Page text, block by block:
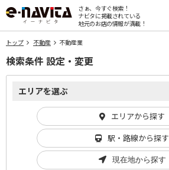
さぁ、今すぐ検索！
ナビタに掲載されている
地元のお店の情報が満載！
トップ 不動産 不動産業
検索条件 設定・変更
エリアを選ぶ
エリアから探す
駅・路線から探す
現在地から探す